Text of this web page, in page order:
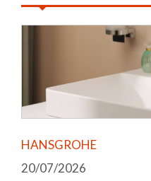
HANSGROHE
20/07/2026